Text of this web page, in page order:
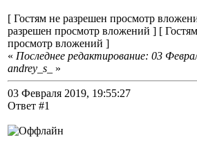
[ Гостям не разрешен просмотр
разрешен просмотр вложений ] [
просмотр вложений ]
« Последнее редактирование: 03
andrey_s_
»
03 Февраля 2019, 19:55:27
Ответ #1